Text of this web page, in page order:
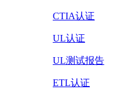
CTIA认证
UL认证
UL测试报告
ETL认证